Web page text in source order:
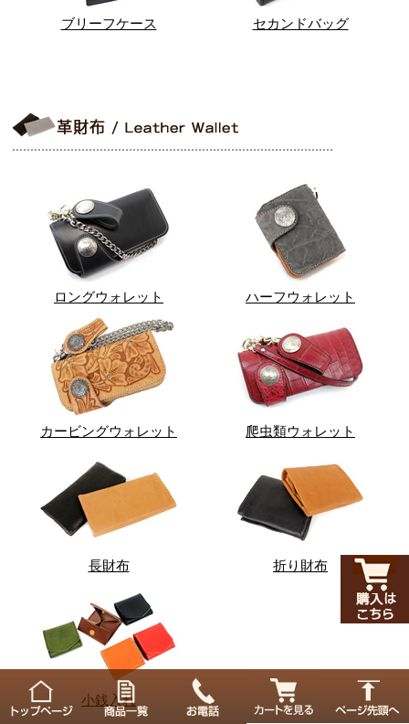
ブリーフケース セカンドバッグ
ロングウォレット ハーフウォレット
カービングウォレット 爬虫類ウォレット
長財布 折り財布
小銭入れ